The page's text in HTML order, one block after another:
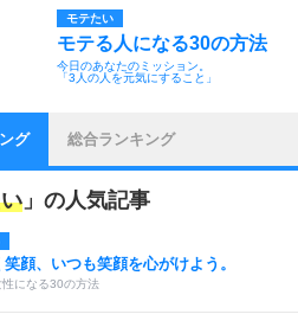
モテたい
モテる人になる30の方法
今日のあなたのミッション。
「3人の人を元気にすること」
グ 総合ランキング
」の人気記事
笑顔、いつも笑顔を心がけよう。
になる30の方法